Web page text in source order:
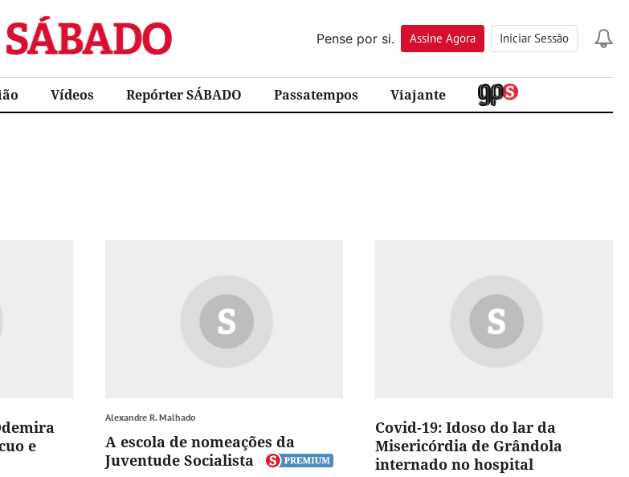
Sábado
Pense por si.
Assine Agora Iniciar Sessão
Vídeos Repórter SÁBADO Passatempos Viajante
e
Alexandre R. Malhado
A escola de nomeações da
Juventude Socialista
Covid-19: Idoso do lar da
Misericórdia de Grândola
internado no hospital